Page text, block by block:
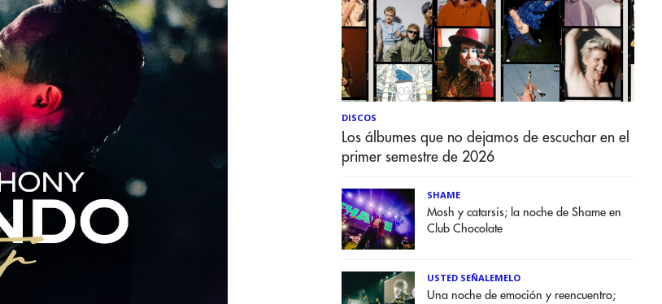
DISCOS
Los álbumes que no dejamos de escuchar en el
primer semestre de 2026
SHAME
Mosh y catarsis; la noche de Shame en
Club Chocolate
USTED SEÑALEMELO
Una noche de emoción y reencuentro;